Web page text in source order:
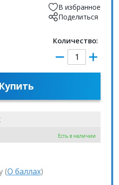
В избранное
Поделиться
Количество:
Купить
Есть в наличии
(О баллах)